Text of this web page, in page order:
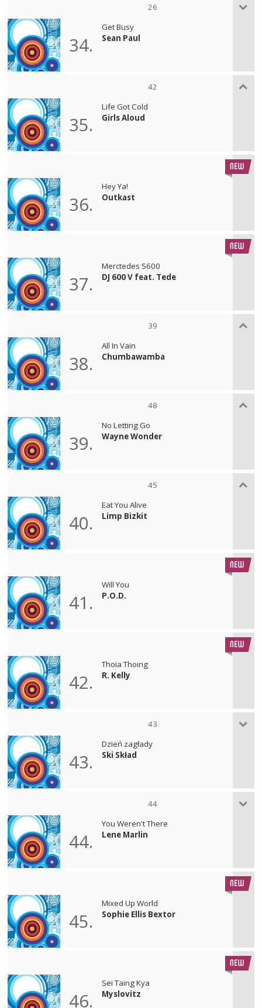
26
34.
Get Busy
Sean Paul
42
35.
Life Got Cold
Girls Aloud
36.
Hey Ya!
Outkast
37.
Merctedes S600
DJ 600 V feat. Tede
39
38.
All In Vain
Chumbawamba
48
39.
No Letting Go
Wayne Wonder
45
40.
Eat You Alive
Limp Bizkit
41.
Will You
P.O.D.
42.
Thoia Thoing
R. Kelly
43
43.
Dzień zagłady
Ski Skład
44
44.
You Weren't There
Lene Marlin
45.
Mixed Up World
Sophie Ellis Bextor
46.
Sei Taing Kya
Myslovitz